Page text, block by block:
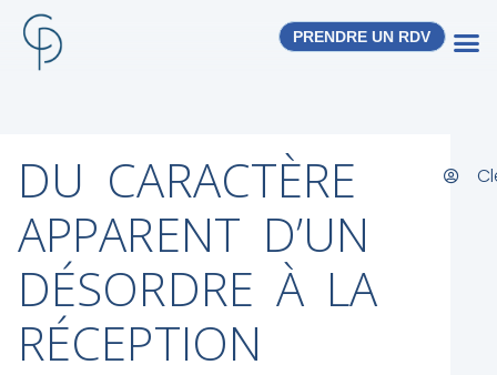
PRENDRE UN RDV
DU CARACTÈRE
APPARENT D’UN
DÉSORDRE À LA
RÉCEPTION